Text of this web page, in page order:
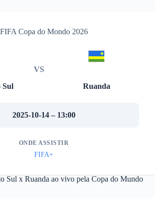
FIFA Copa do Mondo 2026
Sul
VS
Ruanda
2025-10-14 – 13:00
ONDE ASSISTIR
FIFA+
Sul x Ruanda ao vivo pela Copa do Mundo